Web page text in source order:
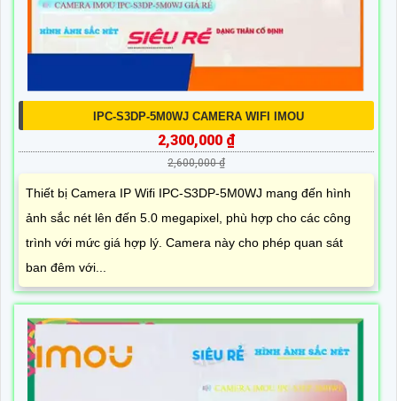
IPC-S3DP-5M0WJ CAMERA WIFI IMOU
2,300,000 ₫
2,600,000 ₫
Thiết bị Camera IP Wifi IPC-S3DP-5M0WJ mang đến hình
ảnh sắc nét lên đến 5.0 megapixel, phù hợp cho các công
trình với mức giá hợp lý. Camera này cho phép quan sát
ban đêm với...